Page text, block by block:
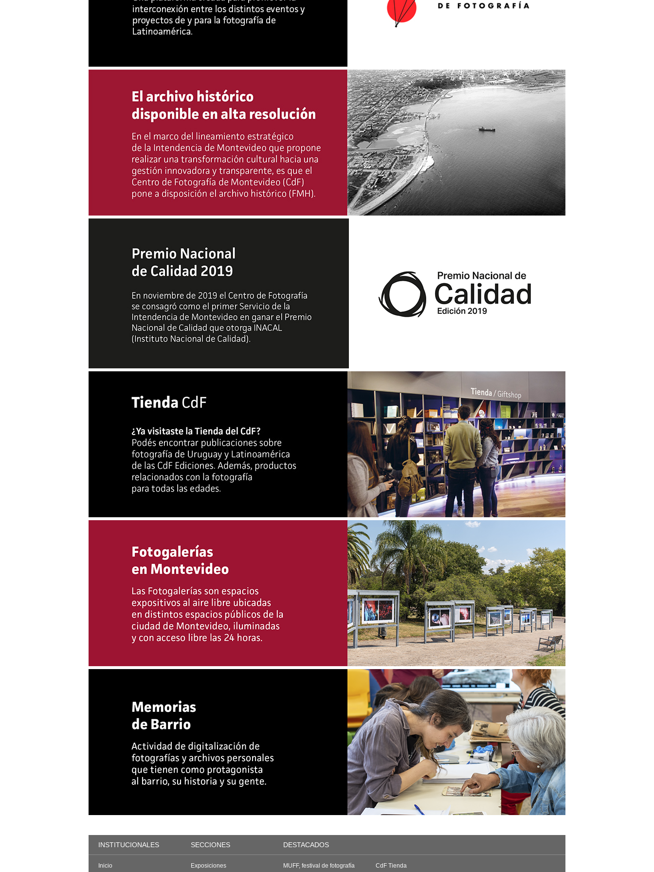
INSTITUCIONALES SECCIONES DESTACADOS
Inicio Exposiciones MUFF, festival de fotografía CdF Tienda